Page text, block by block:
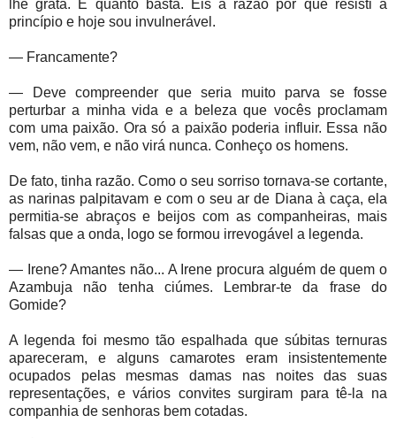
lhe grata. É quanto basta. Eis a razão por que resisti a
princípio e hoje sou invulnerável.
— Francamente?
— Deve compreender que seria muito parva se fosse
perturbar a minha vida e a beleza que vocês proclamam
com uma paixão. Ora só a paixão poderia influir. Essa não
vem, não vem, e não virá nunca. Conheço os homens.
De fato, tinha razão. Como o seu sorriso tornava-se cortante,
as narinas palpitavam e com o seu ar de Diana à caça, ela
permitia-se abraços e beijos com as companheiras, mais
falsas que a onda, logo se formou irrevogável a legenda.
— Irene? Amantes não... A Irene procura alguém de quem o
Azambuja não tenha ciúmes. Lembrar-te da frase do
Gomide?
A legenda foi mesmo tão espalhada que súbitas ternuras
apareceram, e alguns camarotes eram insistentemente
ocupados pelas mesmas damas nas noites das suas
representações, e vários convites surgiram para tê-la na
companhia de senhoras bem cotadas.